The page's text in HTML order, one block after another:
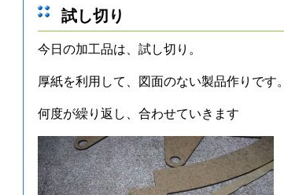
試し切り
今日の加工品は、試し切り。
厚紙を利用して、図面のない製品作りです。
何度が繰り返し、合わせていきます